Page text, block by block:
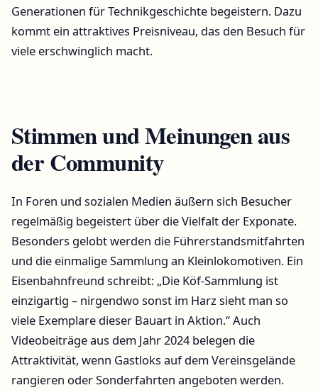
Generationen für Technikgeschichte begeistern. Dazu
kommt ein attraktives Preisniveau, das den Besuch für
viele erschwinglich macht.
Stimmen und Meinungen aus
der Community
In Foren und sozialen Medien äußern sich Besucher
regelmäßig begeistert über die Vielfalt der Exponate.
Besonders gelobt werden die Führerstandsmitfahrten
und die einmalige Sammlung an Kleinlokomotiven. Ein
Eisenbahnfreund schreibt: „Die Köf-Sammlung ist
einzigartig – nirgendwo sonst im Harz sieht man so
viele Exemplare dieser Bauart in Aktion.“ Auch
Videobeiträge aus dem Jahr 2024 belegen die
Attraktivität, wenn Gastloks auf dem Vereinsgelände
rangieren oder Sonderfahrten angeboten werden.